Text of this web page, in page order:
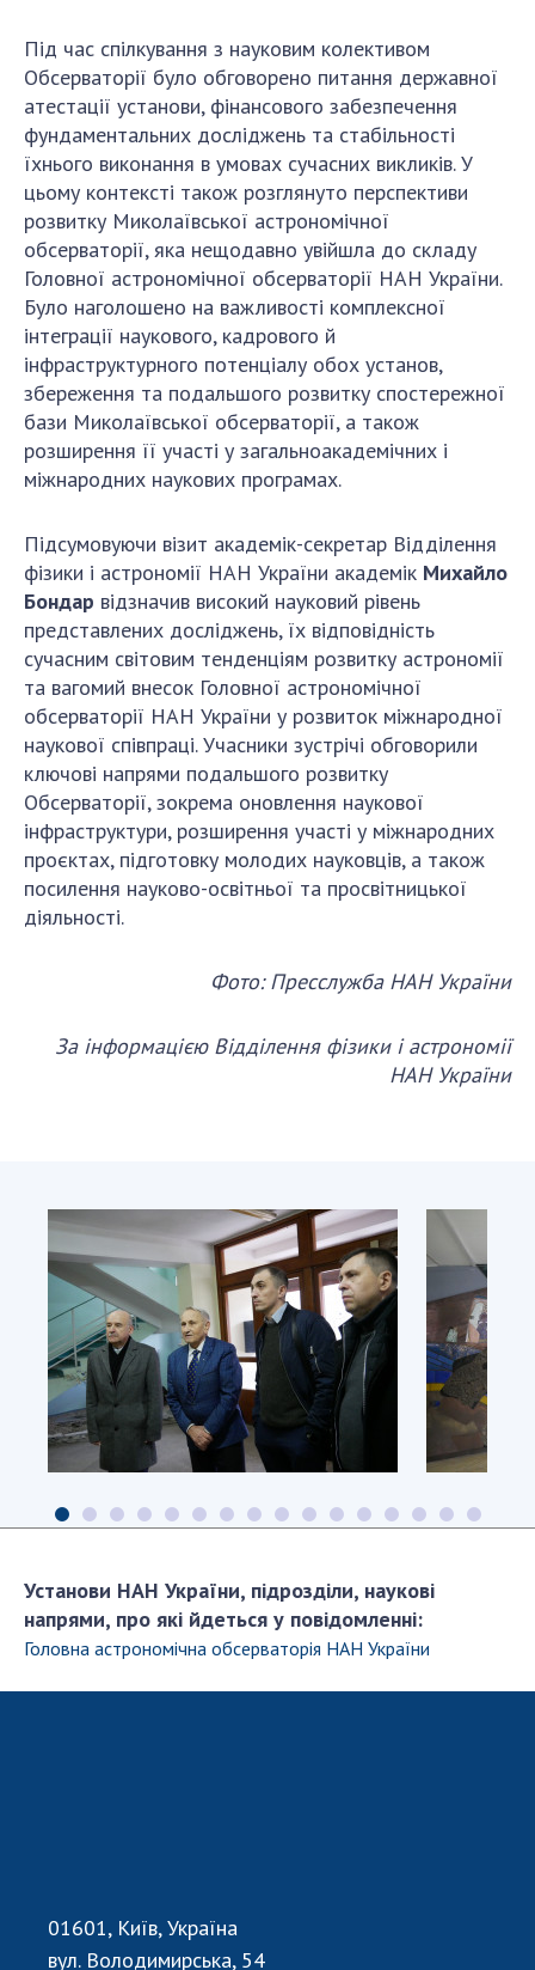
Під час спілкування з науковим колективом
Обсерваторії було обговорено питання державної
атестації установи, фінансового забезпечення
фундаментальних досліджень та стабільності
їхнього виконання в умовах сучасних викликів. У
цьому контексті також розглянуто перспективи
розвитку Миколаївської астрономічної
обсерваторії, яка нещодавно увійшла до складу
Головної астрономічної обсерваторії НАН України.
Було наголошено на важливості комплексної
інтеграції наукового, кадрового й
інфраструктурного потенціалу обох установ,
збереження та подальшого розвитку спостережної
бази Миколаївської обсерваторії, а також
розширення її участі у загальноакадемічних і
міжнародних наукових програмах.
Підсумовуючи візит академік-секретар Відділення
фізики і астрономії НАН України академік Михайло
Бондар відзначив високий науковий рівень
представлених досліджень, їх відповідність
сучасним світовим тенденціям розвитку астрономії
та вагомий внесок Головної астрономічної
обсерваторії НАН України у розвиток міжнародної
наукової співпраці. Учасники зустрічі обговорили
ключові напрями подальшого розвитку
Обсерваторії, зокрема оновлення наукової
інфраструктури, розширення участі у міжнародних
проєктах, підготовку молодих науковців, а також
посилення науково-освітньої та просвітницької
діяльності.
Фото: Пресслужба НАН України
За інформацією Відділення фізики і астрономії
НАН України
Установи НАН України, підрозділи, наукові
напрями, про які йдеться у повідомленні:
Головна астрономiчна обсерваторiя НАН України
01601, Київ, Україна
вул. Володимирська, 54